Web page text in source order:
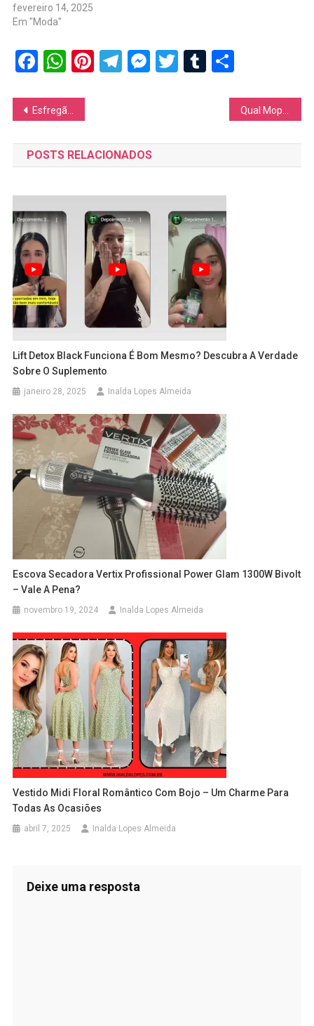
fevereiro 14, 2025
Em "Moda"
Facebook
WhatsApp
Pinterest
Telegram
Messenger
TwitterTumblr
Share
Navegação
de
Post
Esfregão Elétrico 9 Em 1: Vale a Pena Investir Nesse Mop?
POSTS RELACIONADOS
Lift Detox Black Funciona É Bom Mesmo? Descubra A Verdade
Sobre O Suplemento
janeiro 28, 2025 Inalda Lopes Almeida
Escova Secadora Vertix Profissional Power Glam 1300W Bivolt
– Vale A Pena?
novembro 19, 2024 Inalda Lopes Almeida
Vestido Midi Floral Romântico Com Bojo – Um Charme Para
Todas As Ocasiões
abril 7, 2025 Inalda Lopes Almeida
Deixe uma resposta